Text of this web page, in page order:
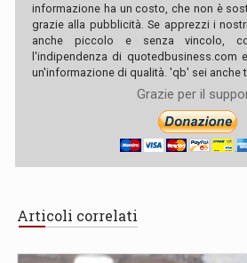
informazione ha un costo, che non è
grazie alla pubblicità. Se apprezzi i
anche piccolo e senza vincolo,
l'indipendenza di quotedbusiness.com
un'informazione di qualità. 'qb' sei anche
Grazie per il
Articoli correlati